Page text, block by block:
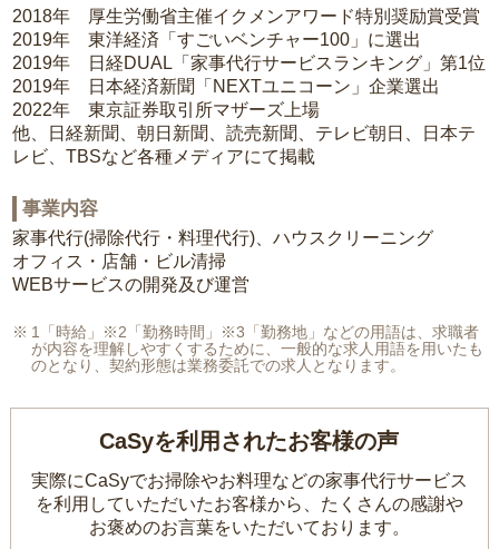
2018年 厚生労働省主催イクメンアワード特別奨励賞受賞
2019年 東洋経済「すごいベンチャー100」に選出
2019年 日経DUAL「家事代行サービスランキング」第1位
2019年 日本経済新聞「NEXTユニコーン」企業選出
2022年 東京証券取引所マザーズ上場
他、日経新聞、朝日新聞、読売新聞、テレビ朝日、日本テ
レビ、TBSなど各種メディアにて掲載
事業内容
家事代行(掃除代行・料理代行)、ハウスクリーニング
オフィス・店舗・ビル清掃
WEBサービスの開発及び運営
1「時給」※2「勤務時間」※3「勤務地」などの用語は、求職者
が内容を理解しやすくするために、一般的な求人用語を用いたも
のとなり、契約形態は業務委託での求人となります。
CaSyを利用されたお客様の声
実際にCaSyでお掃除やお料理などの家事代行サービス
を利用していただいたお客様から、 たくさんの感謝や
お褒めのお言葉をいただいております。